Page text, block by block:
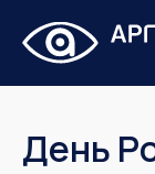
День